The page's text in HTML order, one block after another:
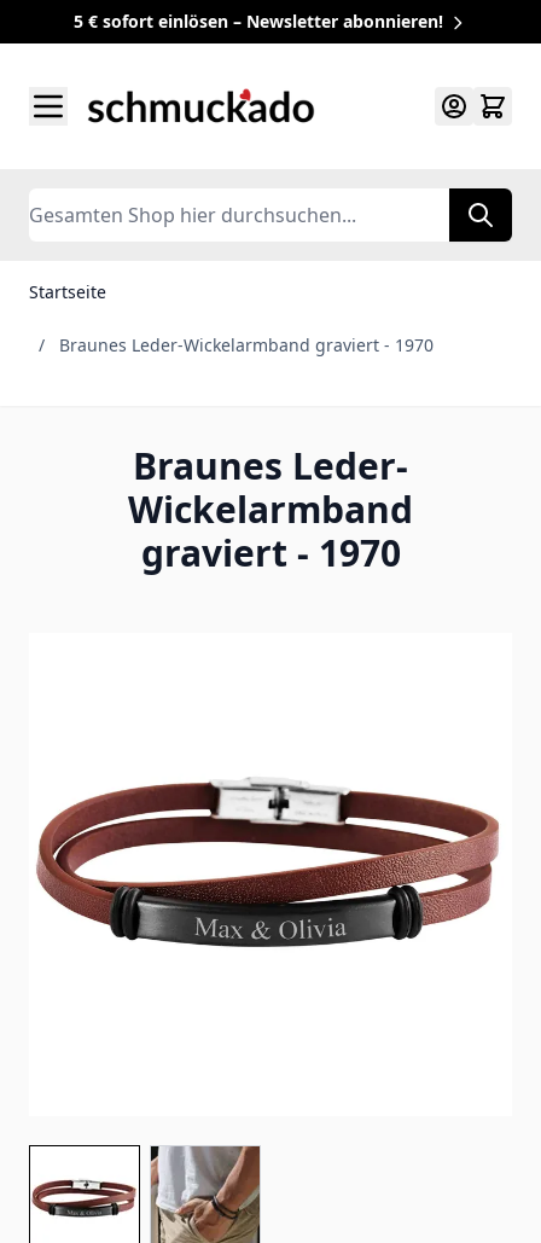
5 € sofort einlösen – Newsletter abonnieren!
Search
Startseite
/ Braunes Leder-Wickelarmband graviert - 1970
Braunes Leder-
Wickelarmband
graviert - 1970